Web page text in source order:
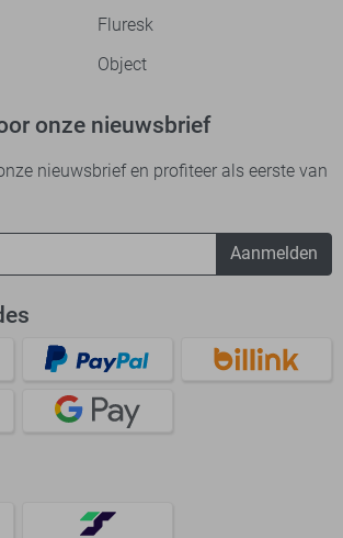
Fluresk
Object
onze nieuwsbrief
nieuwsbrief en profiteer als eerste van
Aanmelden